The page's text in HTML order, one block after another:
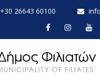
+30 26643 60100